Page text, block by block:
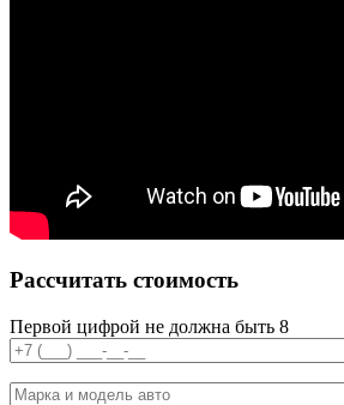
Рассчитать стоимость
Первой цифрой не должна быть 8